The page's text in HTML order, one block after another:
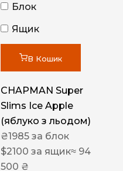
Блок
Ящик
В Кошик
CHAPMAN Super
Slims Ice Apple
(яблуко з льодом)
₴1985 за блок
$2100 за ящик≈ 94
500 ₴